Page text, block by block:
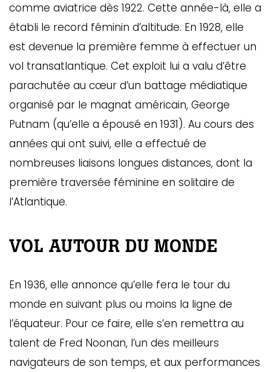
comme aviatrice dès 1922. Cette année-là, elle a
établi le record féminin d’altitude. En 1928, elle
est devenue la première femme à effectuer un
vol transatlantique. Cet exploit lui a valu d’être
parachutée au cœur d’un battage médiatique
organisé par le magnat américain, George
Putnam (qu’elle a épousé en 1931). Au cours des
années qui ont suivi, elle a effectué de
nombreuses liaisons longues distances, dont la
première traversée féminine en solitaire de
l’Atlantique.
VOL AUTOUR DU MONDE
En 1936, elle annonce qu’elle fera le tour du
monde en suivant plus ou moins la ligne de
l’équateur. Pour ce faire, elle s’en remettra au
talent de Fred Noonan, l’un des meilleurs
navigateurs de son temps, et aux performances